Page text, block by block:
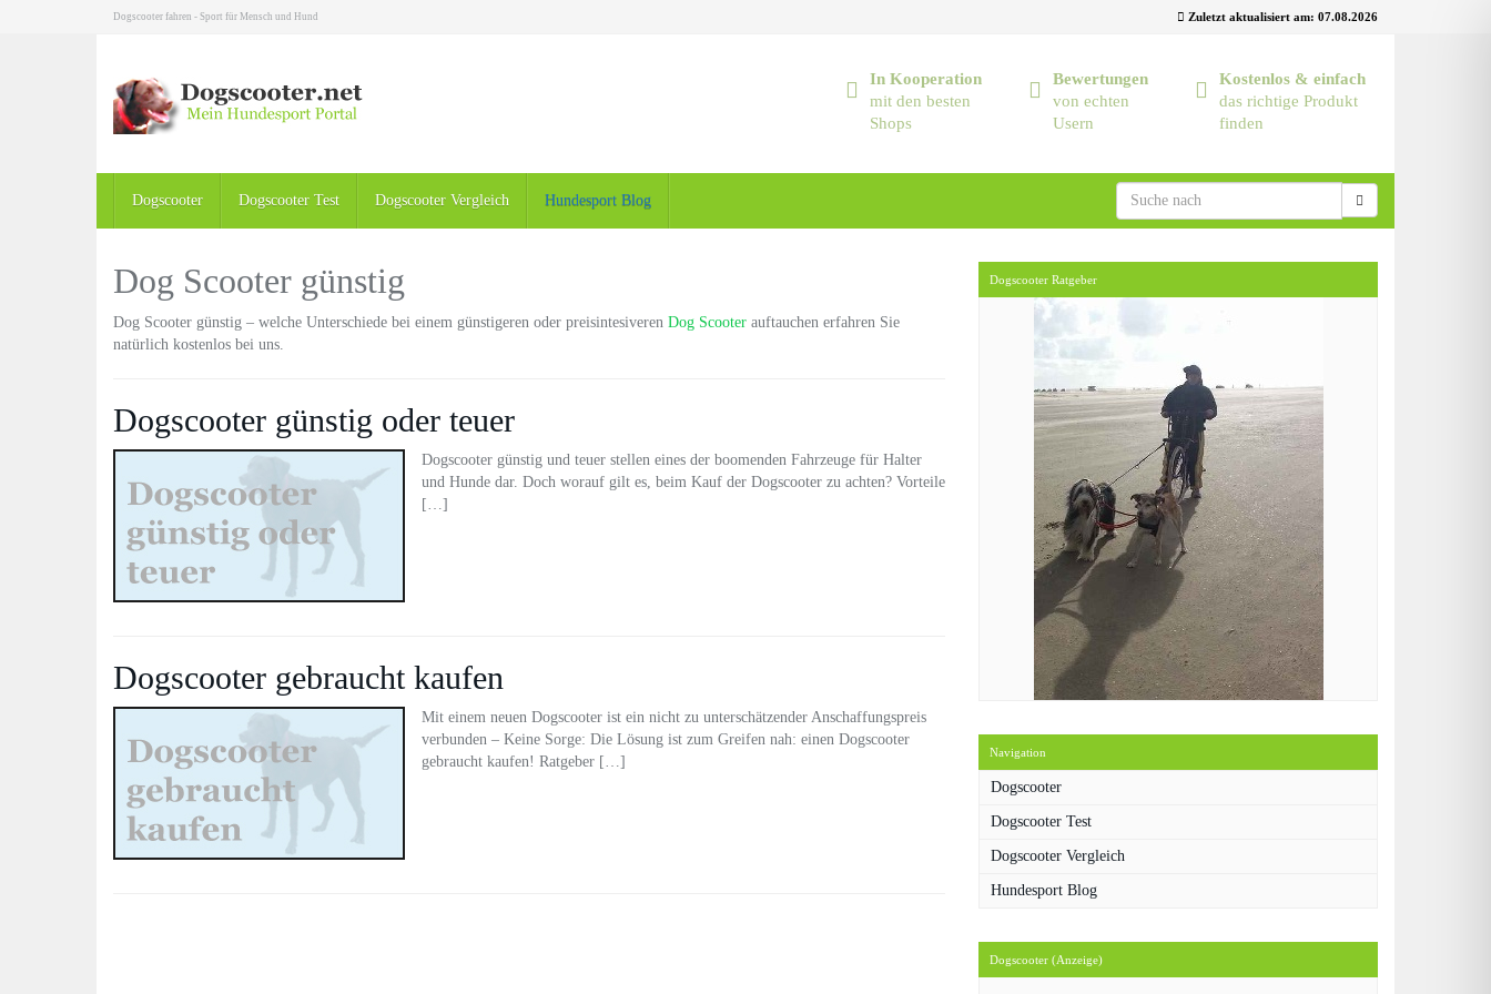
Dogscooter fahren - Sport für Mensch und Hund Zuletzt aktualisiert am: 07.08.2026
In Kooperation
mit den besten
Shops
Bewertungen
von echten
Usern
Kostenlos & einfach
das richtige Produkt
finden
Dogscooter Dogscooter Test Dogscooter Vergleich Hundesport Blog
Dog Scooter günstig
Dog Scooter günstig – welche Unterschiede bei einem günstigeren oder preisintesiveren Dog Scooter auftauchen erfahren Sie
natürlich kostenlos bei uns.
Dogscooter günstig oder teuer
Dogscooter günstig und teuer stellen eines der boomenden Fahrzeuge für Halter
und Hunde dar. Doch worauf gilt es, beim Kauf der Dogscooter zu achten? Vorteile
[…]
Dogscooter gebraucht kaufen
Mit einem neuen Dogscooter ist ein nicht zu unterschätzender Anschaffungspreis
verbunden – Keine Sorge: Die Lösung ist zum Greifen nah: einen Dogscooter
gebraucht kaufen! Ratgeber […]
Dogscooter Ratgeber
Navigation
Dogscooter
Dogscooter Test
Dogscooter Vergleich
Hundesport Blog
Dogscooter (Anzeige)